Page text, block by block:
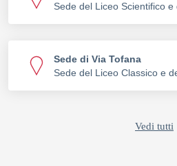
Sede del Liceo Scientifico
Sede di Via Tofana
Sede del Liceo Classico e
Vedi tutti